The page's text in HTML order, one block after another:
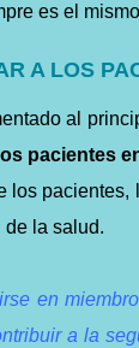
es el
A LOS
al
pacientes
los pacientes,
de la salud.
en
a la